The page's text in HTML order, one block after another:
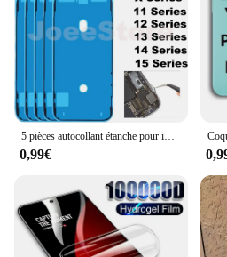
5 pièces autocollant étanche pour iPhone 14 13 12 11 15 XS Pro Max X XR 8 7 Plus 3M joint adhésif pré-coupé LCD écran cadre bande colle
0,99€